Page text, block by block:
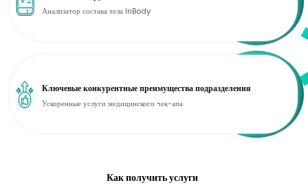
Анализатор состава тела InBody
Ключевые конкурентные преимущества подразделения
Ускоренные услуги медицинского чек-апа
Как получить услуги